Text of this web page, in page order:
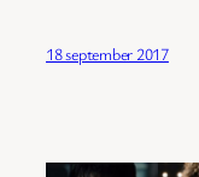
18 september 2017